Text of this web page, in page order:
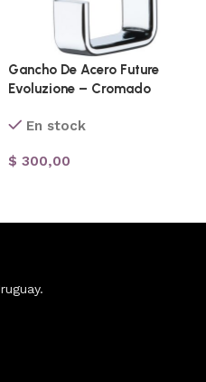
Gancho De Acero Future
Evoluzione – Cromado
En stock
$ 300,00